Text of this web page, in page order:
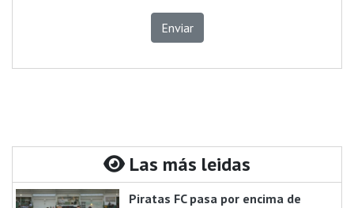
Enviar
Las más leidas
Piratas FC pasa por encima de